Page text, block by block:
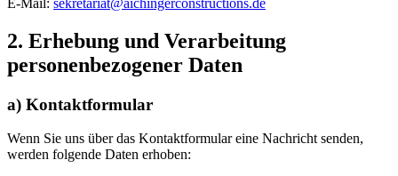
2. Erhebung und Verarbeitung
personenbezogener Daten
a) Kontaktformular
Wenn Sie uns über das Kontaktformular eine Nachricht senden,
werden folgende Daten erhoben: